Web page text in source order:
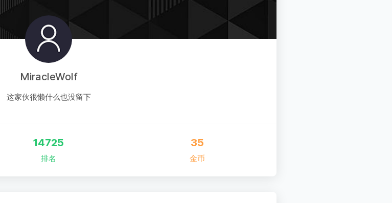
MiracleWolf
这家伙很懒什么也没留下
14725
排名
35
金币